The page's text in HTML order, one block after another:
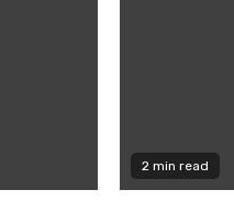
2 min read